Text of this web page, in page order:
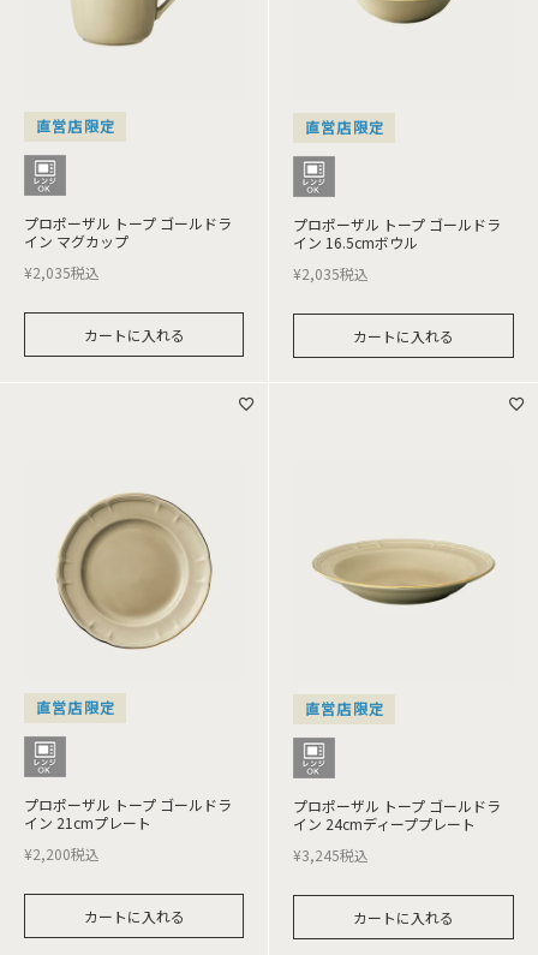
直営店限定
プロポーザル トープ ゴールドラ
イン マグカップ
¥2,035税込
カートに入れる
直営店限定
プロポーザル トープ ゴールドラ
イン 16.5cmボウル
¥2,035税込
カートに入れる
直営店限定
プロポーザル トープ ゴールドラ
イン 21cmプレート
¥2,200税込
カートに入れる
直営店限定
プロポーザル トープ ゴールドラ
イン 24cmディーププレート
¥3,245税込
カートに入れる